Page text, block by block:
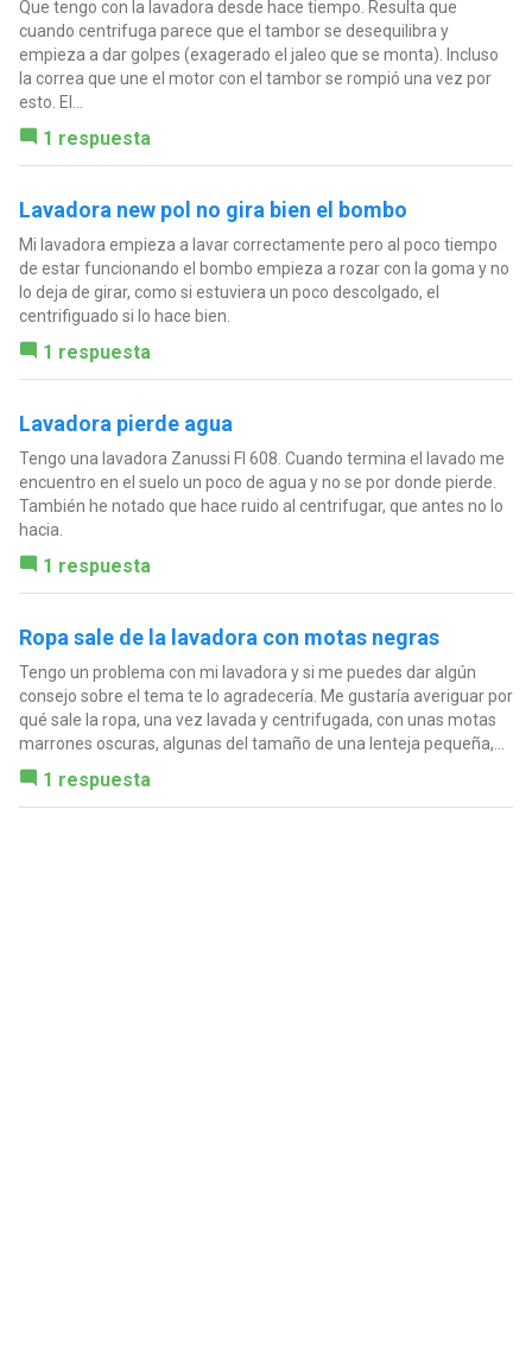
Que tengo con la lavadora desde hace tiempo. Resulta que
cuando centrifuga parece que el tambor se desequilibra y
empieza a dar golpes (exagerado el jaleo que se monta). Incluso
la correa que une el motor con el tambor se rompió una vez por
esto. El...
1 respuesta
Lavadora new pol no gira bien el bombo
Mi lavadora empieza a lavar correctamente pero al poco tiempo
de estar funcionando el bombo empieza a rozar con la goma y no
lo deja de girar, como si estuviera un poco descolgado, el
centrifiguado si lo hace bien.
1 respuesta
Lavadora pierde agua
Tengo una lavadora Zanussi Fl 608. Cuando termina el lavado me
encuentro en el suelo un poco de agua y no se por donde pierde.
También he notado que hace ruido al centrifugar, que antes no lo
hacia.
1 respuesta
Ropa sale de la lavadora con motas negras
Tengo un problema con mi lavadora y si me puedes dar algún
consejo sobre el tema te lo agradecería. Me gustaría averiguar por
qué sale la ropa, una vez lavada y centrifugada, con unas motas
marrones oscuras, algunas del tamaño de una lenteja pequeña,...
1 respuesta